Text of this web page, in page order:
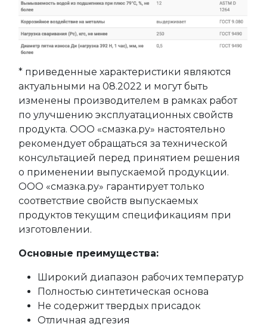
* приведенные характеристики являются
актуальными на 08.2022 и могут быть
изменены производителем в рамках работ
по улучшению эксплуатационных свойств
продукта. ООО «смазка.ру» настоятельно
рекомендует обращаться за технической
консультацией перед принятием решения
о применении выпускаемой продукции.
ООО «смазка.ру» гарантирует только
соответствие свойств выпускаемых
продуктов текущим спецификациям при
изготовлении.
Основные преимущества:
Широкий диапазон рабочих температур
Полностью синтетическая основа
Не содержит твердых присадок
Отличная адгезия